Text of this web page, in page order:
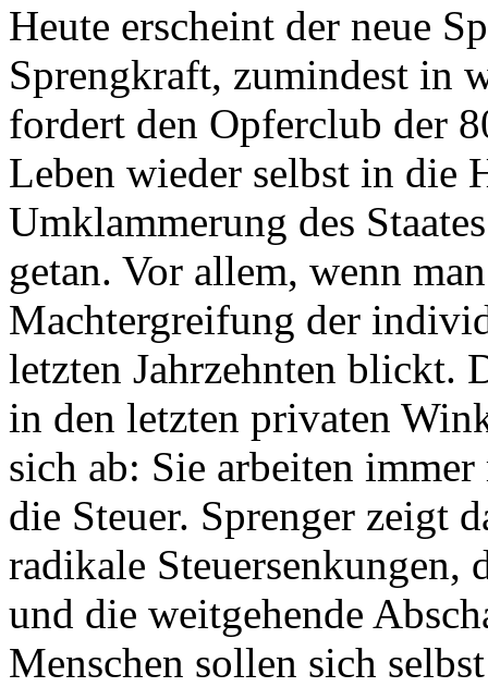
Heute erscheint der neue
Sprengkraft, zumindest in
fordert den Opferclub der
Leben wieder selbst in die
Umklammerung des
getan. Vor allem, wenn
Machtergreifung der
letzten Jahrzehnten blickt.
in den letzten privaten
sich ab: Sie arbeiten
die Steuer. Sprenger zeigt
radikale Steuersenkungen,
und die weitgehende
Menschen sollen sich